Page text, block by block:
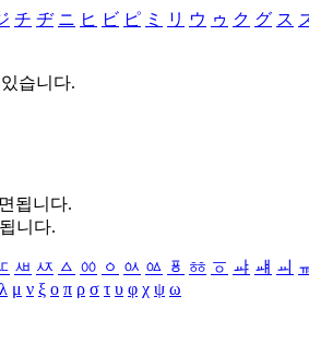
チ ヂ ニ ヒ ビ ピ ミ リ ウ ゥ ク グ ス
습니다.
됩니다.
니다.
ㅽ ㅾ ㅿ ㆀ ㆁ ㆂ ㆃ ㆄ ㆅ ㆆ ㆇ ㆈ ㆉ
λ μ ν ξ ο π ρ σ τ υ φ χ ψ ω